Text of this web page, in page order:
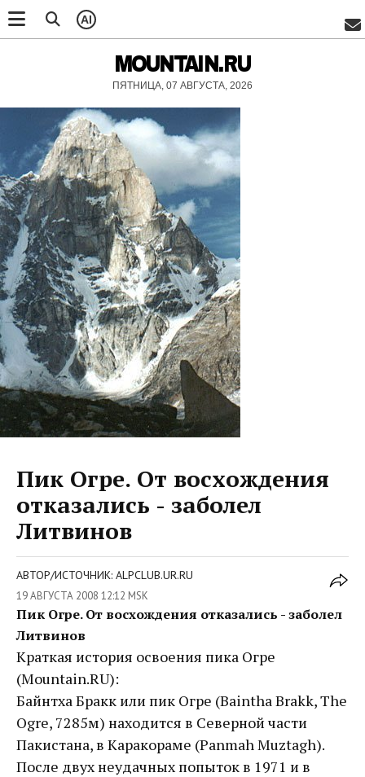
AI
MOUNTAIN.RU
ПЯТНИЦА, 07 АВГУСТА, 2026
Пик Огре. От восхождения
отказались - заболел
Литвинов
АВТОР/ИСТОЧНИК: ALPCLUB.UR.RU
19 АВГУСТА 2008 12:12 MSK
Пик Огре. От восхождения отказались - заболел
Литвинов
Краткая история освоения пика Огре
(Mountain.RU):
Байнтха Бракк или пик Огре (Baintha Brakk, The
Ogre, 7285м) находится в Северной части
Пакистана, в Каракораме (Panmah Muztagh).
После двух неудачных попыток в 1971 и в